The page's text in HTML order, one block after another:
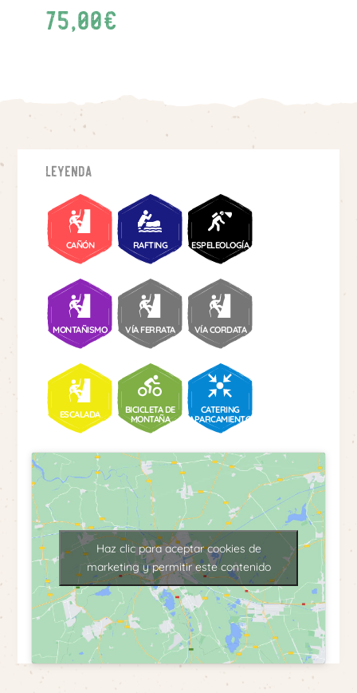
75,00€
Leyenda
CAÑÓN RAFTING ESPELEOLOGÍA
MONTAÑISMO VÍA FERRATA VÍA CORDATA
ESCALADA
BICICLETA DE
MONTAÑA
CATERING
APARCAMIENTO
Haz clic para aceptar cookies de
marketing y permitir este contenido